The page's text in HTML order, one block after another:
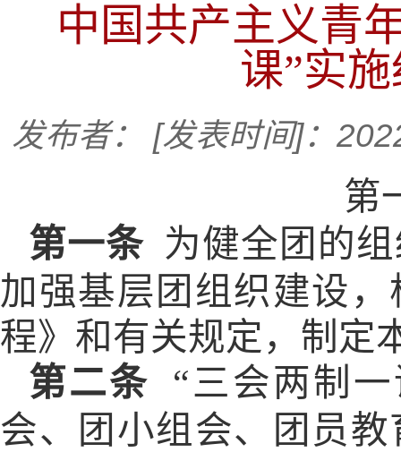
中国共产主义青
课”实
发布者： [发表时间]：
第
第一条 为健全团的
加强基层团组织建设
程》和有关规定，制定
第二条
“三会两制
会、团小组会、团员